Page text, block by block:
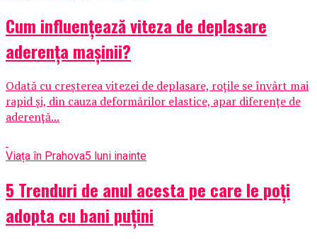
Cum influențează viteza de deplasare
aderența mașinii?
Odată cu creșterea vitezei de deplasare, roțile se învârt mai
rapid și, din cauza deformărilor elastice, apar diferențe de
aderență...
Viața în Prahova5 luni inainte
5 Trenduri de anul acesta pe care le poți
adopta cu bani puțini